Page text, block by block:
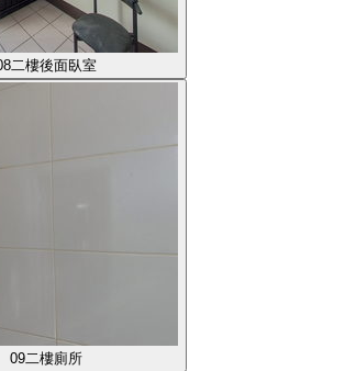
二樓後面臥室
09二樓廁所